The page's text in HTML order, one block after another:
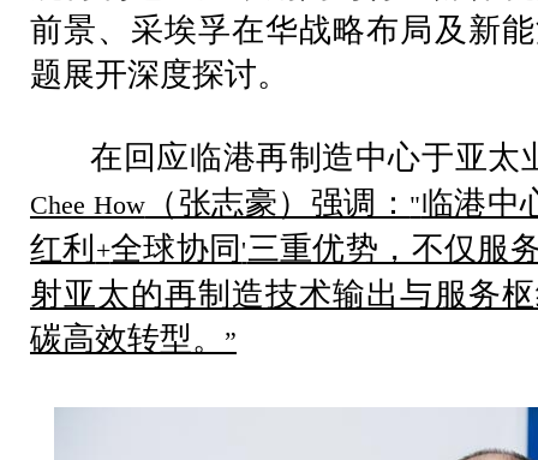
前景、采埃孚在华战略布局及新
题展开深度探讨。
在回应临港再制造中心于亚太
Chee How（张志豪）强调： "临港中
红利 +全球协同 '三重优势，不仅服
射亚太的再制造技术输出与服务
碳高效转型。
”